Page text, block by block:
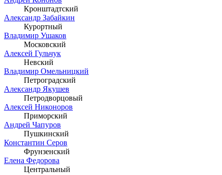
Кронштадтский
Александр Забайкин
Курортный
Владимир Ушаков
Московский
Алексей Гульчук
Невский
Владимир Омельницкий
Петроградский
Александр Якушев
Петродворцовый
Алексей Никоноров
Приморский
Андрей Чапуров
Пушкинский
Константин Серов
Фрунзенский
Елена Федорова
Центральный